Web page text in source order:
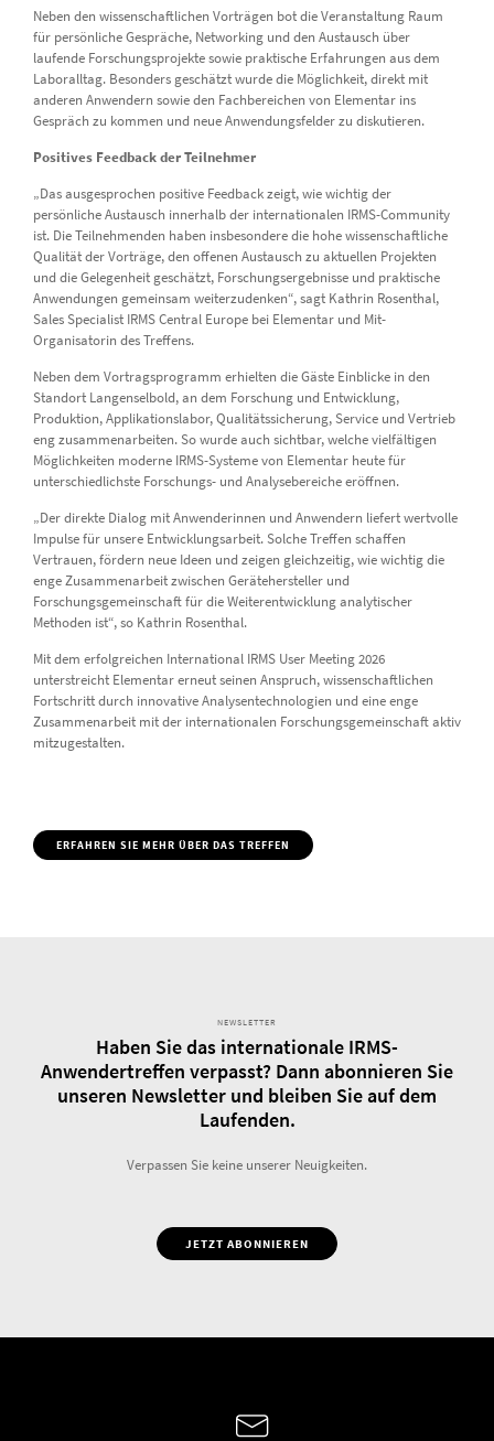
Neben den wissenschaftlichen Vorträgen bot die Veranstaltung Raum
für persönliche Gespräche, Networking und den Austausch über
laufende Forschungsprojekte sowie praktische Erfahrungen aus dem
Laboralltag. Besonders geschätzt wurde die Möglichkeit, direkt mit
anderen Anwendern sowie den Fachbereichen von Elementar ins
Gespräch zu kommen und neue Anwendungsfelder zu diskutieren.
Positives Feedback der Teilnehmer
„Das ausgesprochen positive Feedback zeigt, wie wichtig der
persönliche Austausch innerhalb der internationalen IRMS-Community
ist. Die Teilnehmenden haben insbesondere die hohe wissenschaftliche
Qualität der Vorträge, den offenen Austausch zu aktuellen Projekten
und die Gelegenheit geschätzt, Forschungsergebnisse und praktische
Anwendungen gemeinsam weiterzudenken“, sagt Kathrin Rosenthal,
Sales Specialist IRMS Central Europe bei Elementar und Mit-
Organisatorin des Treffens.
Neben dem Vortragsprogramm erhielten die Gäste Einblicke in den
Standort Langenselbold, an dem Forschung und Entwicklung,
Produktion, Applikationslabor, Qualitätssicherung, Service und Vertrieb
eng zusammenarbeiten. So wurde auch sichtbar, welche vielfältigen
Möglichkeiten moderne IRMS-Systeme von Elementar heute für
unterschiedlichste Forschungs- und Analysebereiche eröffnen.
„Der direkte Dialog mit Anwenderinnen und Anwendern liefert wertvolle
Impulse für unsere Entwicklungsarbeit. Solche Treffen schaffen
Vertrauen, fördern neue Ideen und zeigen gleichzeitig, wie wichtig die
enge Zusammenarbeit zwischen Gerätehersteller und
Forschungsgemeinschaft für die Weiterentwicklung analytischer
Methoden ist“, so Kathrin Rosenthal.
Mit dem erfolgreichen International IRMS User Meeting 2026
unterstreicht Elementar erneut seinen Anspruch, wissenschaftlichen
Fortschritt durch innovative Analysentechnologien und eine enge
Zusammenarbeit mit der internationalen Forschungsgemeinschaft aktiv
mitzugestalten.
ERFAHREN SIE MEHR ÜBER DAS TREFFEN
NEWSLETTER
Haben Sie das internationale IRMS-
Anwendertreffen verpasst? Dann abonnieren Sie
unseren Newsletter und bleiben Sie auf dem
Laufenden.
Verpassen Sie keine unserer Neuigkeiten.
JETZT ABONNIEREN